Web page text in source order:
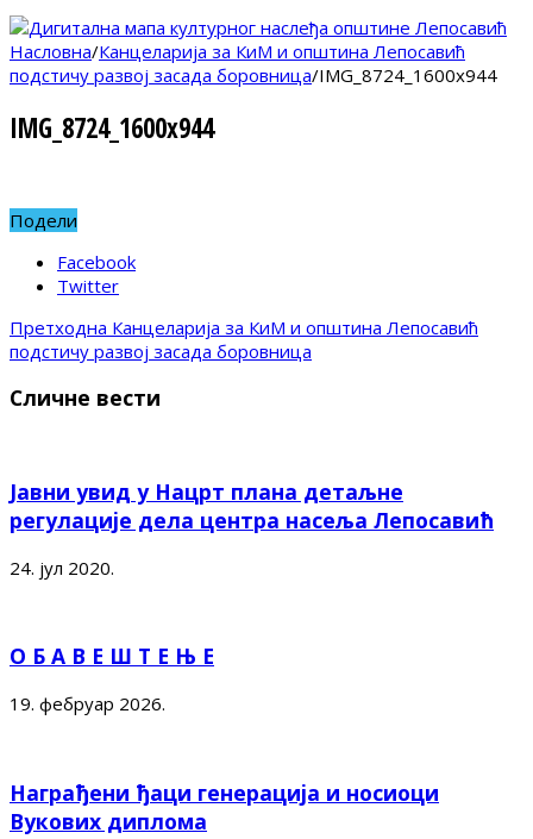
Насловна/Канцеларија за КиМ и општина Лепосавић
подстичу развој засада боровницa/IMG_8724_1600x944
IMG_8724_1600x944
Подели
Facebook
Twitter
Претходна Канцеларија за КиМ и општина Лепосавић
подстичу развој засада боровницa
Сличне вести
Јавни увид у Нацрт плана детаљне
регулације дела центра насеља Лепосавић
24. јул 2020.
О Б А В Е Ш Т Е Њ Е
19. фебруар 2026.
Награђени ђаци генерација и носиоци
Вукових диплома